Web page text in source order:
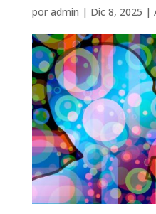
por admin | Dic 8, 2025 |